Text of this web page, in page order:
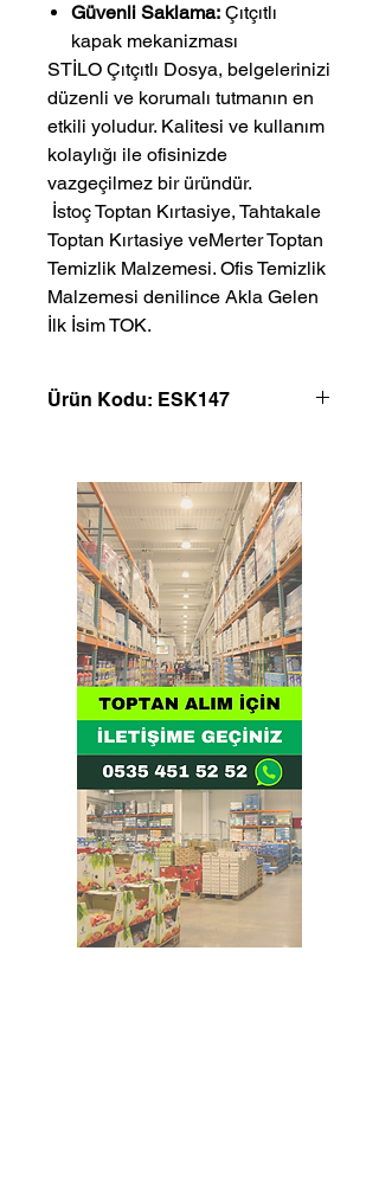
Güvenli Saklama: Çıtçıtlı
kapak mekanizması
STİLO Çıtçıtlı Dosya, belgelerinizi
düzenli ve korumalı tutmanın en
etkili yoludur. Kalitesi ve kullanım
kolaylığı ile ofisinizde
vazgeçilmez bir üründür.
Toptan Kırtasiye veMerter Toptan
Temizlik Malzemesi. Ofis Temizlik
Malzemesi denilince Akla Gelen
İlk İsim TOK.
Ürün Kodu: ESK147